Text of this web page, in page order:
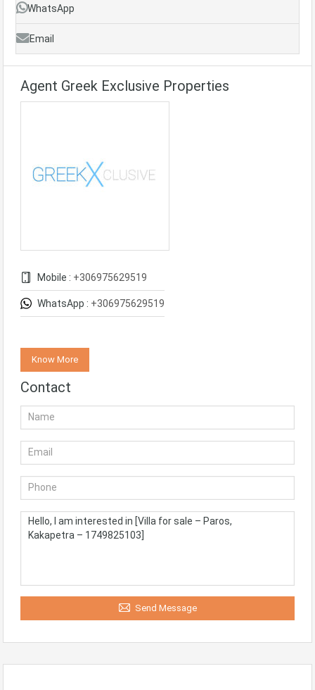
WhatsApp
Email
Agent Greek Exclusive Properties
Mobile : +306975629519
WhatsApp : +306975629519
Know More
Contact
Send Message